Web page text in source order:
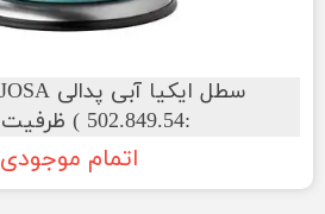
:502.849.54 ) ظرفیت 3لیتر
اتمام موجودی